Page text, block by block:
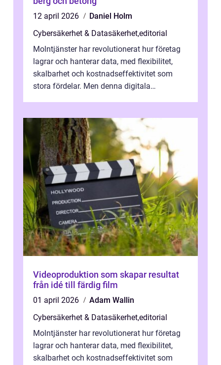
12 april 2026
Daniel Holm
Cybersäkerhet & Datasäkerhet,editorial
Molntjänster har revolutionerat hur företag
lagrar och hanterar data, med flexibilitet,
skalbarhet och kostnadseffektivitet som
stora fördelar. Men denna digitala
Videoproduktion som skapar resultat
från idé till färdig film
01 april 2026
Adam Wallin
Cybersäkerhet & Datasäkerhet,editorial
Molntjänster har revolutionerat hur företag
lagrar och hanterar data, med flexibilitet,
skalbarhet och kostnadseffektivitet som